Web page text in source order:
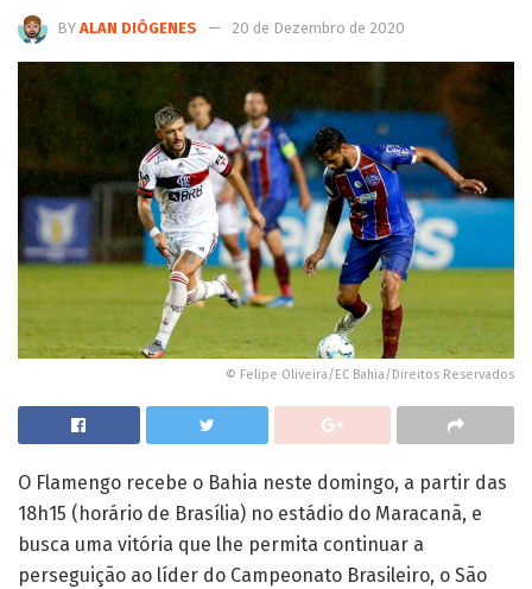
BY ALAN DIÓGENES 20 de Dezembro de 2020
© Felipe Oliveira/EC Bahia/Direitos Reservados
O Flamengo recebe o Bahia neste domingo, a partir das
18h15 (horário de Brasília) no estádio do Maracanã, e
busca uma vitória que lhe permita continuar a
perseguição ao líder do Campeonato Brasileiro, o São